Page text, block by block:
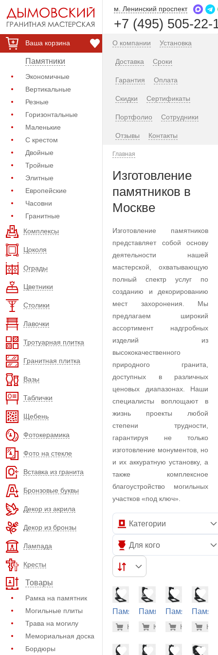
Ваша корзина
Памятники
Экономичные
Вертикальные
Резные
Горизонтальные
Маленькие
С крестом
Двойные
Тройные
Элитные
Европейские
Часовни
Гранитные
Комплексы
Цоколя
Ограды
Цветники
Столики
Лавочки
Тротуарная плитка
Гранитная плитка
Вазы
Таблички
Щебень
Фотокерамика
Фото на стекле
Вставка из гранита
Бронзовые буквы
Декор из акрила
Декор из бронзы
Лампада
Кресты
Товары
Рамка на памятник
Могильные плиты
Трава на могилу
Мемориальная доска
Бордюры
м. Ленинский проспект
+7 (495) 505-22-
О компании Установка
Доставка Сроки
Гарантия Оплата
Скидки Сертификаты
Портфолио Сотрудники
Отзывы Контакты
Главная
Изготовление
памятников в
Москве
Изготовление памятников
представляет собой основу
деятельности нашей
мастерской, охватывающую
полный спектр услуг по
созданию и декорированию
мест захоронения. Мы
предлагаем широкий
ассортимент надгробных
изделий из
высококачественного
природного гранита,
доступных в различных
ценовых диапазонах. Наши
специалисты воплощают в
жизнь проекты любой
степени трудности,
гарантируя не только
изготовление монументов, но
и их аккуратную установку, а
также комплексное
благоустройство могильных
участков «под ключ».
Категории
Для кого
Памятник
могилу
-7% 34.400
Купить
Памятник
могилу
-7%
Купить
Памятник
могилу
-
Купитьмогилу